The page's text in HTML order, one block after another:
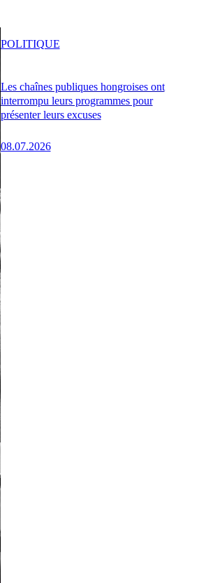
Les chaînes publiques hongroises ont
interrompu leurs programmes pour
présenter leurs excuses
08.07.2026
POLITIQUE